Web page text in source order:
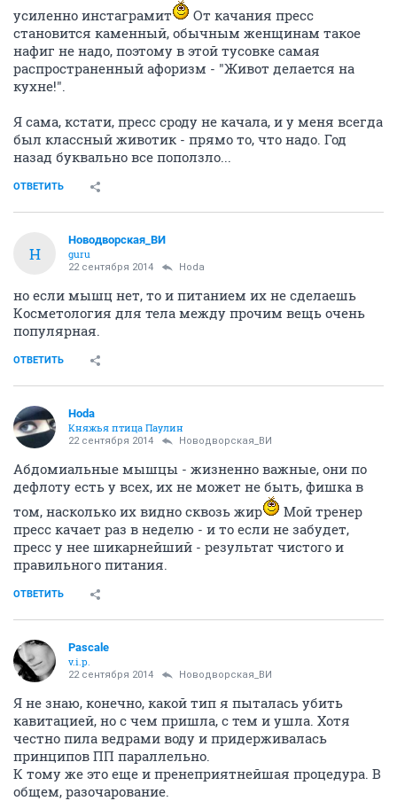
усиленно инстаграмит
От качания пресс
становится каменный, обычным женщинам такое
нафиг не надо, поэтому в этой тусовке самая
распространенный афоризм - "Живот делается на
кухне!".
Я сама, кстати, пресс сроду не качала, и у меня всегда
был классный животик - прямо то, что надо. Год
назад буквально все поползло...
ОТВЕТИТЬ
Н
Новодворcкая_ВИ
guru
22 сентября 2014 Hoda
но если мышц нет, то и питанием их не сделаешь
Косметология для тела между прочим вещь очень
популярная.
ОТВЕТИТЬ
Hoda
Княжья птица Паулин
22 сентября 2014 Новодворcкая_ВИ
Абдомиальные мышцы - жизненно важные, они по
дефлоту есть у всех, их не может не быть, фишка в
том, насколько их видно сквозь жир
Мой тренер
пресс качает раз в неделю - и то если не забудет,
пресс у нее шикарнейший - результат чистого и
правильного питания.
ОТВЕТИТЬ
Pascale
v.i.p.
22 сентября 2014 Новодворcкая_ВИ
Я не знаю, конечно, какой тип я пыталась убить
кавитацией, но с чем пришла, с тем и ушла. Хотя
честно пила ведрами воду и придерживалась
принципов ПП параллельно.
К тому же это еще и пренеприятнейшая процедура. В
общем, разочарование.